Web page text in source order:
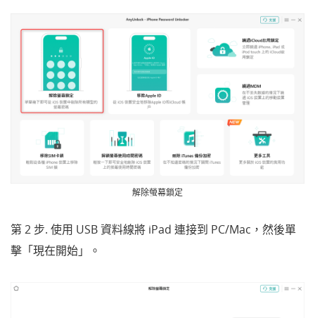
解除螢幕鎖定
第 2 步. 使用 USB 資料線將 iPad 連接到 PC/Mac，然後單
擊「現在開始」 。